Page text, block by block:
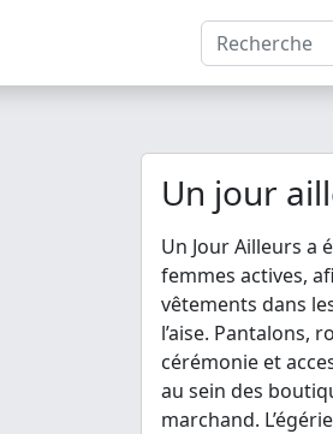
Un jour
Un Jour Ailleurs a
femmes actives,
vêtements dans
l’aise. Pantalons,
cérémonie et
au sein des
marchand.